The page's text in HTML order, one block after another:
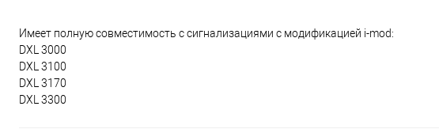
Имеет полную совместимость с сигнализациями с модификацией i-mod:
DXL 3000
DXL 3100
DXL 3170
DXL 3300